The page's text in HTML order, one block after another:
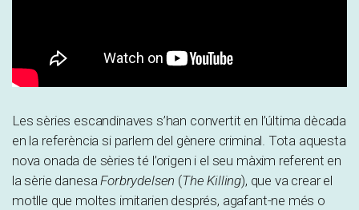
Les sèries escandinaves s’han convertit en l’última dècada
en la referència si parlem del gènere criminal. Tota aquesta
nova onada de sèries té l’origen i el seu màxim referent en
la sèrie danesaForbrydelsen (The Killing), que va crear el
motlle que moltes imitarien després, agafant-ne més o